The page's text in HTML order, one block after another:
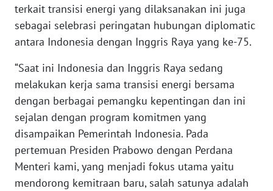
terkait transisi energi yang dilaksanakan ini juga
sebagai selebrasi peringatan hubungan diplomatic
antara Indonesia dengan Inggris Raya yang ke-75.
“Saat ini Indonesia dan Inggris Raya sedang
melakukan kerja sama transisi energi bersama
dengan berbagai pemangku kepentingan dan ini
sejalan dengan program komitmen yang
disampaikan Pemerintah Indonesia. Pada
pertemuan Presiden Prabowo dengan Perdana
Menteri kami, yang menjadi fokus utama yaitu
mendorong kemitraan baru, salah satunya adalah
WN
LAMPUNG
JATENG
WN
NUSANTARA
WN